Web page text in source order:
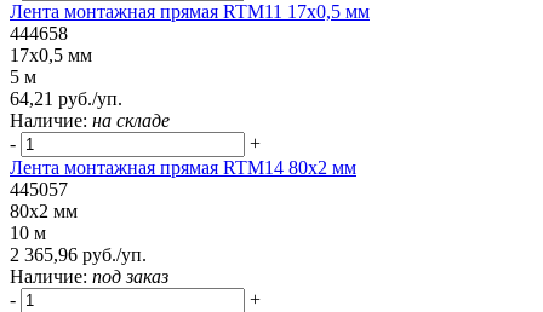
Лента монтажная прямая RTM11 17x0,5 мм
444658
17x0,5 мм
5 м
64,21 руб./уп.
Наличие: на складе
-
+
Лента монтажная прямая RTM14 80x2 мм
445057
80x2 мм
10 м
2 365,96 руб./уп.
Наличие: под заказ
-
+